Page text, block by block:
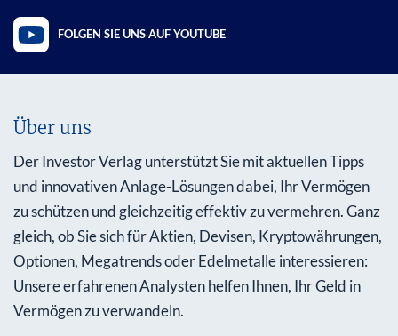
FOLGEN SIE UNS AUF YOUTUBE
Über uns
Der Investor Verlag unterstützt Sie mit aktuellen Tipps
und innovativen Anlage-Lösungen dabei, Ihr Vermögen
zu schützen und gleichzeitig effektiv zu vermehren. Ganz
gleich, ob Sie sich für Aktien, Devisen, Kryptowährungen,
Optionen, Megatrends oder Edelmetalle interessieren:
Unsere erfahrenen Analysten helfen Ihnen, Ihr Geld in
Vermögen zu verwandeln.